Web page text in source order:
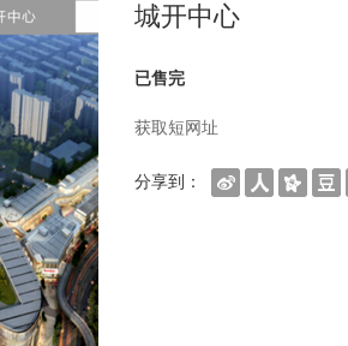
城开中心
已售完
获取短网址
分享到：